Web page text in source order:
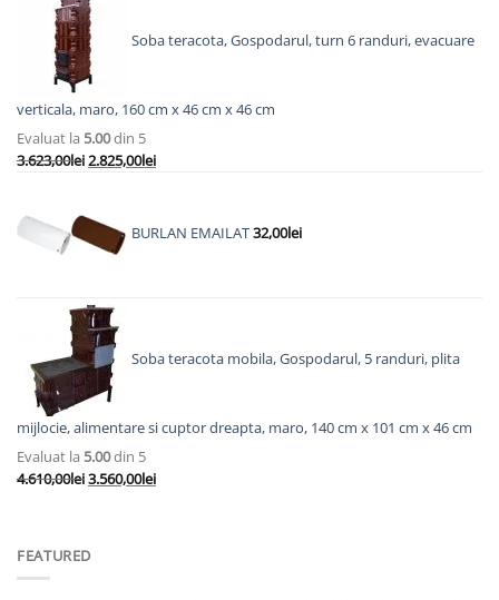
a
fost:
3.098,00lei.
2.405,00lei.
Soba teracota, Gospodarul, turn 6 randuri, evacuare
verticala, maro, 160 cm x 46 cm x 46 cm
Evaluat la 5.00din 5
3.623,00leiPrețul
fost:
3.623,00lei.
2.825,00leiPrețul
2.825,00lei.
BURLAN EMAILAT32,00lei
Soba teracota mobila, Gospodarul, 5 randuri, plita
mijlocie, alimentare si cuptor dreapta, maro, 140 cm x 101 cm x 46 cm
Evaluat la 5.00din 5
4.610,00leiPrețul
4.610,00lei.
3.560,00leiPrețul
FEATURED